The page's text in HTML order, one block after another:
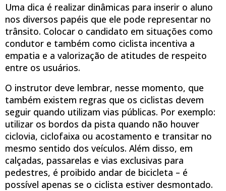
Uma dica é realizar dinâmicas para inserir o aluno
nos diversos papéis que ele pode representar no
trânsito. Colocar o candidato em situações como
condutor e também como ciclista incentiva a
empatia e a valorização de atitudes de respeito
entre os usuários.
O instrutor deve lembrar, nesse momento, que
também existem regras que os ciclistas devem
seguir quando utilizam vias públicas. Por exemplo:
utilizar os bordos da pista quando não houver
ciclovia, ciclofaixa ou acostamento e transitar no
mesmo sentido dos veículos. Além disso, em
calçadas, passarelas e vias exclusivas para
pedestres, é proibido andar de bicicleta – é
possível apenas se o ciclista estiver desmontado.